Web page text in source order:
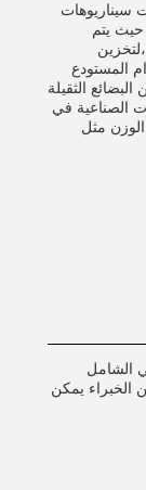
سيناريوهات
يتم
المستودع
الثقيلة
الصناعية في
مثل
الشامل
الخبراء يمكن